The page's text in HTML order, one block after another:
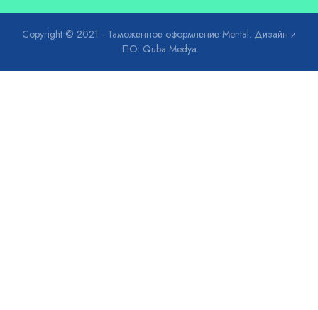
Copyright © 2021 - Таможенное оформление Mental. Дизайн и
ПО: Quba Medya